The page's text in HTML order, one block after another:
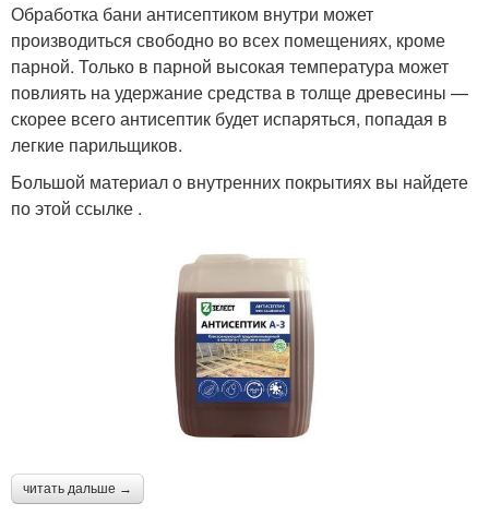
Обработка бани антисептиком внутри может
производиться свободно во всех помещениях, кроме
парной. Только в парной высокая температура может
повлиять на удержание средства в толще древесины —
скорее всего антисептик будет испаряться, попадая в
легкие парильщиков.
Большой материал о внутренних покрытиях вы найдете
по этой ссылке .
читать дальше →